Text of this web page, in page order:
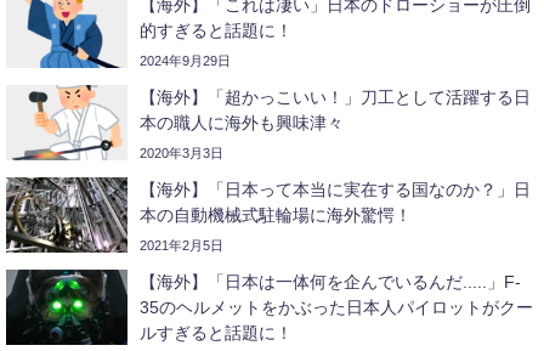
【海外】「これは凄い」日本のドローショーが圧倒
的すぎると話題に！
2024年9月29日
【海外】「超かっこいい！」刀工として活躍する日
本の職人に海外も興味津々
2020年3月3日
【海外】「日本って本当に実在する国なのか？」日
本の自動機械式駐輪場に海外驚愕！
2021年2月5日
【海外】「日本は一体何を企んでいるんだ.....」F-
35のヘルメットをかぶった日本人パイロットがクー
ルすぎると話題に！